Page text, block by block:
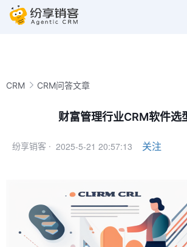
CRM CRM问答文章
财富管理行业CRM软件选
纷享销客 · 2025-5-21 20:57:13 关注